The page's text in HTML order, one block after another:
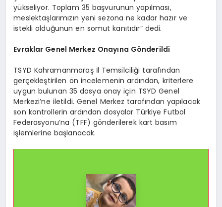
yükseliyor. Toplam 35 başvurunun yapılması,
meslektaşlarımızın yeni sezona ne kadar hazır ve
istekli olduğunun en somut kanıtıdır” dedi.
Evraklar Genel Merkez Onayına Gönderildi
TSYD Kahramanmaraş İl Temsilciliği tarafından
gerçekleştirilen ön incelemenin ardından, kriterlere
uygun bulunan 35 dosya onay için TSYD Genel
Merkezi’ne iletildi. Genel Merkez tarafından yapılacak
son kontrollerin ardından dosyalar Türkiye Futbol
Federasyonu’na (TFF) gönderilerek kart basım
işlemlerine başlanacak.